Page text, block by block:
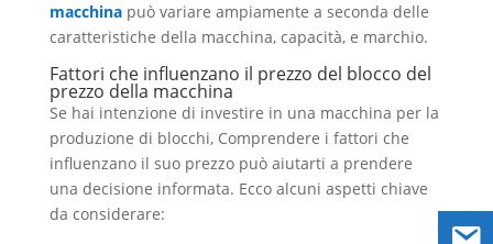
macchina può variare ampiamente a seconda delle
caratteristiche della macchina, capacità, e marchio.
Fattori che influenzano il prezzo del blocco del
prezzo della macchina
Se hai intenzione di investire in una macchina per la
produzione di blocchi, Comprendere i fattori che
influenzano il suo prezzo può aiutarti a prendere
una decisione informata. Ecco alcuni aspetti chiave
da considerare: